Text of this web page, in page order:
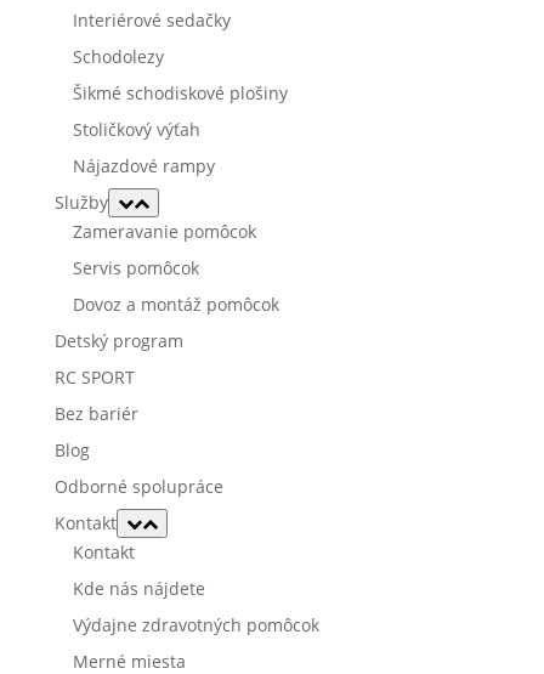
Interiérové sedačky
Schodolezy
Šikmé schodiskové plošiny
Stoličkový výťah
Nájazdové rampy
Služby
Zameravanie pomôcok
Servis pomôcok
Dovoz a montáž pomôcok
Detský program
RC SPORT
Bez bariér
Blog
Odborné spolupráce
Kontakt
Kontakt
Kde nás nájdete
Výdajne zdravotných pomôcok
Merné miesta